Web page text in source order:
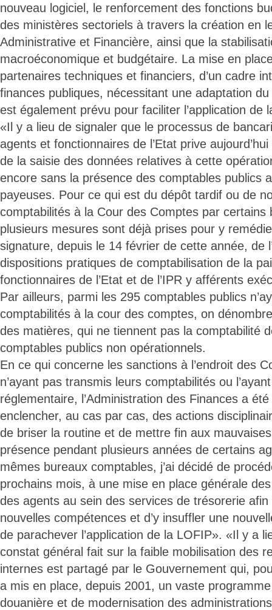
nouveau logiciel, le renforcement des fonctions
des ministères sectoriels à travers la création en
Administrative et Financière, ainsi que la
macroéconomique et budgétaire. La mise en
partenaires techniques et financiers, d’un cadre
finances publiques, nécessitant une adaptation
est également prévu pour faciliter l’application de
«Il y a lieu de signaler que le processus de
agents et fonctionnaires de l’Etat prive
de la saisie des données relatives à cette
encore sans la présence des comptables publics
payeuses. Pour ce qui est du dépôt tardif ou de
comptabilités à la Cour des Comptes par certains
plusieurs mesures sont déjà prises pour y
signature, depuis le 14 février de cette année, de
dispositions pratiques de comptabilisation de la
fonctionnaires de l’Etat et de l’IPR y afférents
Par ailleurs, parmi les 295 comptables publics
comptabilités à la cour des comptes, on
des matières, qui ne tiennent pas la comptabilité
comptables publics non opérationnels.
En ce qui concerne les sanctions à l’endroit des
n’ayant pas transmis leurs comptabilités ou
réglementaire, l’Administration des Finances a
enclencher, au cas par cas, des actions
de briser la routine et de mettre fin aux
présence pendant plusieurs années de certains
mêmes bureaux comptables, j’ai décidé de
prochains mois, à une mise en place générale
des agents au sein des services de trésorerie afin
nouvelles compétences et d’y insuffler une
de parachever l’application de la LOFIP». «Il y a
constat général fait sur la faible mobilisation des
internes est partagé par le Gouvernement qui,
a mis en place, depuis 2001, un vaste
douanière et de modernisation des